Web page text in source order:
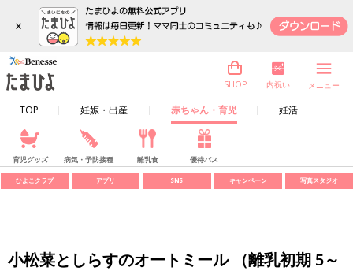
×
TOP 妊娠・出産 赤ちゃん・育児 妊活
SHOP 内祝い メニュー
育児グッズ 病気・予防接種 離乳食 優待パス
ひよこクラブ アプリ SNS キャンペーン 写真スタジオ
小松菜としらすのオートミール （離乳初期 5～